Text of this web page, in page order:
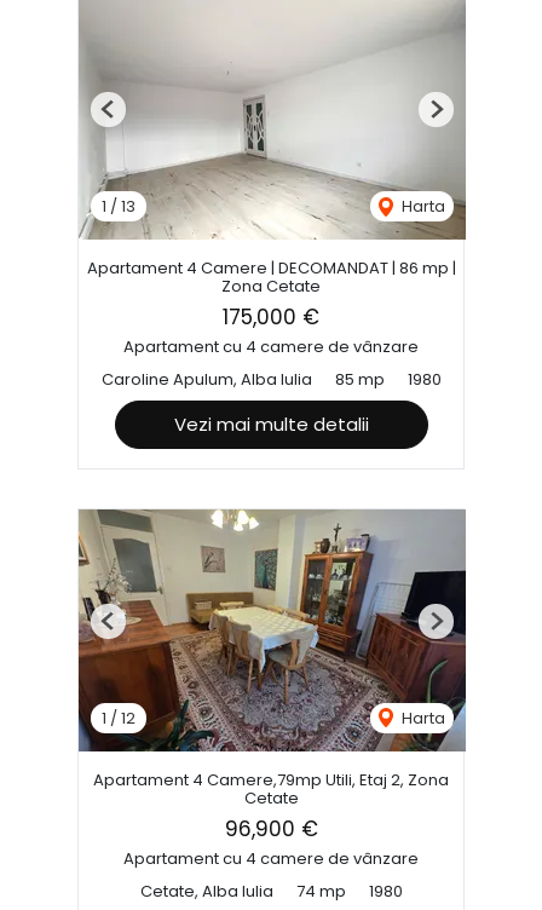
1 /13 Harta
Previous Next
Apartament 4 Camere | DECOMANDAT | 86 mp |
Zona Cetate
175,000 €
Apartament cu 4 camere de vânzare
Caroline Apulum, Alba Iulia
85 mp 1980
Vezi mai multe detalii
1 /12 Harta
Previous Next
Apartament 4 Camere,79mp Utili, Etaj 2, Zona
Cetate
96,900 €
Apartament cu 4 camere de vânzare
Cetate, Alba Iulia
74 mp 1980